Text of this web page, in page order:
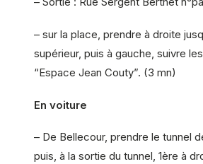
– sur la place, prendre à droite
supérieur, puis à gauche, suivre
“Espace Jean Couty”. (3 mn)
En voiture
– De Bellecour, prendre le tunnel
puis, à la sortie du tunnel, 1ère à